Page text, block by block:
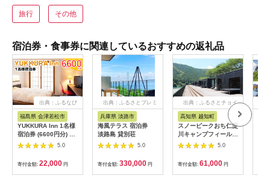
旅行 その他
宿泊券・食事券に関連しているおすすめの返礼品
出典：ふるなび
福島県 会津若松市
YUKKURA Inn 1名様
宿泊券 (6600円分) ワ
ーケーションお試しプ
ラン｜東北 福島県 会
津若松市 東山温泉 旅
行 クーポン 利用券
[0800]
5.0
寄付金額: 22,000 円
出典：ふるさとプレミ
兵庫県 淡路市
海風テラス 宿泊券
淡路島 貸別荘
5.0
寄付金額: 330,000 円
出典：ふるさとチョイ
高知県 越知町
スノーピークおち仁淀
川キャンプフィールド
「住箱-jyubako-」ペ
ア宿泊チケット
5.0
寄付金額: 61,000 円